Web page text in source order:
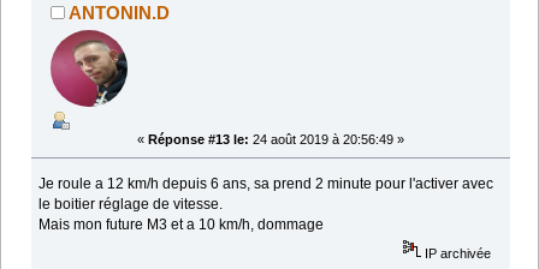
ANTONIN.D
« Réponse #13 le: 24 août 2019 à 20:56:49 »
Je roule a 12 km/h depuis 6 ans, sa prend 2 minute pour l'activer avec
le boitier réglage de vitesse.
Mais mon future M3 et a 10 km/h, dommage
IP archivée